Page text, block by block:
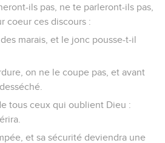
ils pas, ne te parleront-ils pas,
coeur ces discours :
marais, et le jonc pousse-t-il
on ne le coupe pas, et avant
tous ceux qui oublient Dieu :
et sa sécurité deviendra une